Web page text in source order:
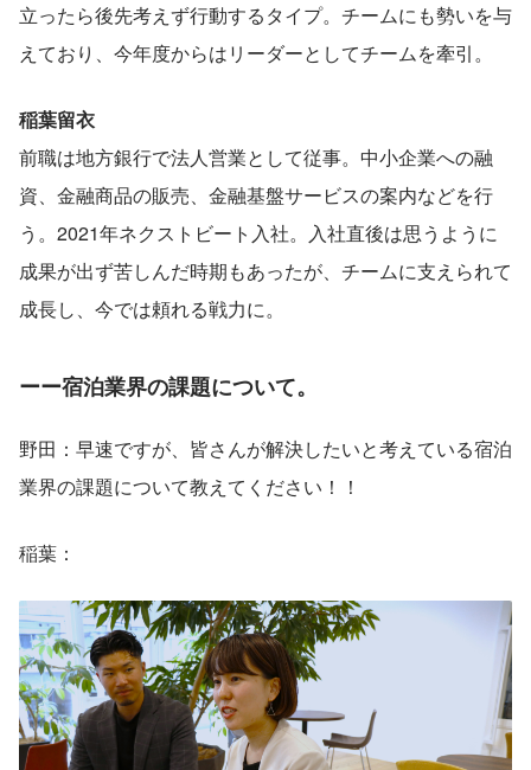
立ったら後先考えず行動するタイプ。チームにも勢いを与
えており、今年度からはリーダーとしてチームを牽引。
稲葉留衣
前職は地方銀行で法人営業として従事。中小企業への融
資、金融商品の販売、金融基盤サービスの案内などを行
う。2021年ネクストビート入社。入社直後は思うように
成果が出ず苦しんだ時期もあったが、チームに支えられて
成長し、今では頼れる戦力に。
ーー宿泊業界の課題について。
野田：早速ですが、皆さんが解決したいと考えている宿泊
業界の課題について教えてください！！
稲葉：